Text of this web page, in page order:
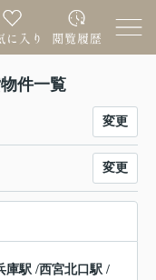
件一覧
変更
変更
庫駅 /西宮北口駅 /